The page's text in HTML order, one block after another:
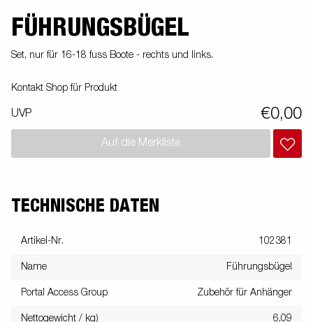
FÜHRUNGSBÜGEL
Set, nur für 16-18 fuss Boote - rechts und links.
Kontakt Shop für Produkt
UVP €0,00
Auf die Merkliste
TECHNISCHE DATEN
Artikel-Nr. 102381
Name Führungsbügel
Portal Access Group Zubehör für Anhänger
Nettogewicht / kg) 6,09